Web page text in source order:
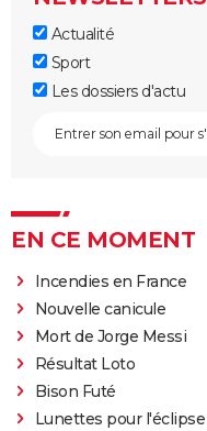
Actualité
Sport
Les dossiers d'actu
EN CE MOMENT
Incendies en France
Nouvelle canicule
Mort de Jorge Messi
Résultat Loto
Bison Futé
Lunettes pour l'éclipse